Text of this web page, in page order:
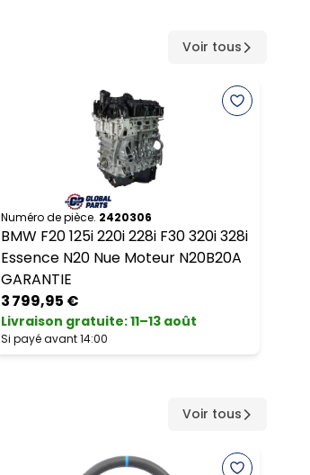
Voir tous
Numéro de pièce. 2420306
BMW F20 125i 220i 228i F30 320i 328i
Essence N20 Nue Moteur N20B20A
GARANTIE
3 799,95 €
Livraison gratuite:11–13 août
Si payé avant 14:00
Voir tous